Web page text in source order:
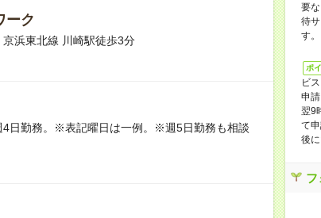
ーク
浜東北線 川崎駅徒歩3分
日勤務。※表記曜日は一例。※週5日勤務も相談
要
待
す。
ポ
ビ
申
翌9
て
後
フ